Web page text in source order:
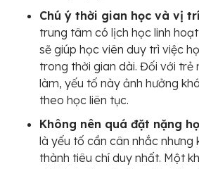
Chú ý thời gian học và vị
trung tâm có lịch học linh
sẽ giúp học viên duy trì việc
trong thời gian dài. Đối với trẻ
làm, yếu tố này ảnh hưởng
theo học liên tục.
Không nên quá đặt nặng
là yếu tố cần cân nhắc nhưng
thành tiêu chí duy nhất. Một